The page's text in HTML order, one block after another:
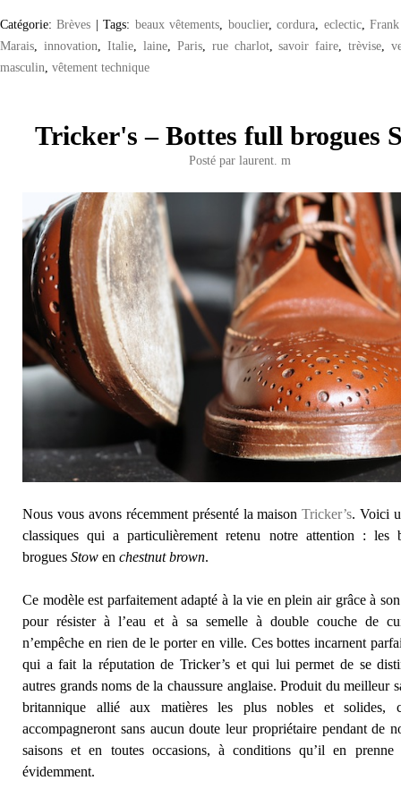
Catégorie:Brèves |Tags: beaux vêtements, bouclier,cordura, eclectic,
Marais, innovation, Italie, laine, Paris, rue charlot,savoir faire,trèvise,
masculin, vêtement technique
Tricker's – Bottes full brogues
Posté par laurent. m
Nous vous avons récemment présenté la maisonTricker’s. Voici
classiques qui a particulièrement retenu notre attention : les
brogues Stow en chestnut brown.
Ce modèle est parfaitement adapté à la vie en plein air grâce à
pour résister à l’eau et à sa semelle à double couche de
n’empêche en rien de le porter en ville. Ces bottes incarnent
qui a fait la réputation de Tricker’s et qui lui permet de se
autres grands noms de la chaussure anglaise. Produit du meilleur
britannique allié aux matières les plus nobles et solides,
accompagneront sans aucun doute leur propriétaire pendant de
saisons et en toutes occasions, à conditions qu’il en prenne
évidemment.